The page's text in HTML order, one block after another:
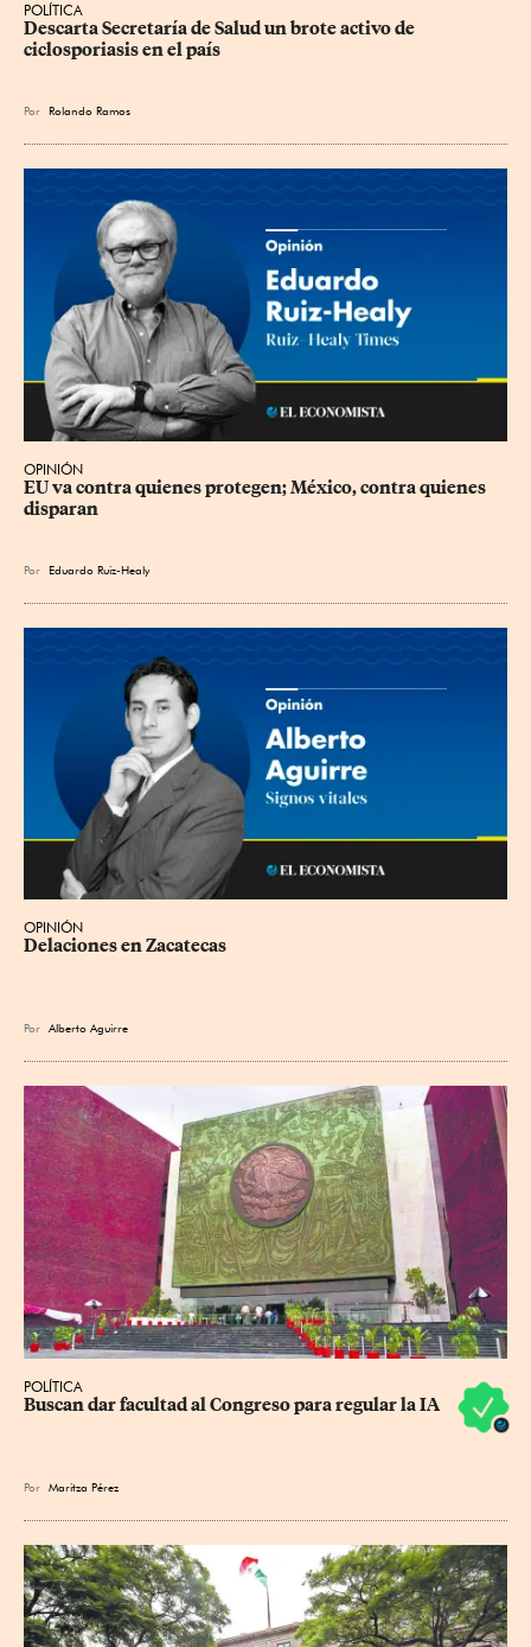
POLÍTICA
Descarta Secretaría de Salud un brote activo de
ciclosporiasis en el país
Por Rolando Ramos
OPINIÓN
EU va contra quienes protegen; México, contra quienes
disparan
Por Eduardo Ruiz-Healy
OPINIÓN
Delaciones en Zacatecas
Por Alberto Aguirre
POLÍTICA
Buscan dar facultad al Congreso para regular la IA
Por Maritza Pérez